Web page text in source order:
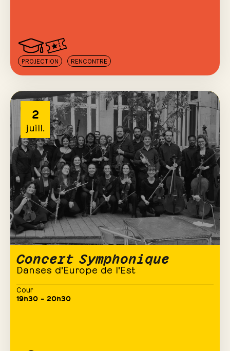
PROJECTION RENCONTRE
2
juill.
Concert Symphonique
Danses d'Europe de l'Est
Cour
19h30 – 20h30